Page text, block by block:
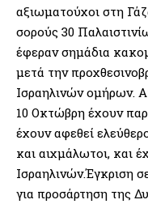
αξιωματούχοι στη
σορούς 30
έφεραν σημάδια
μετά την
Ισραηλινών ομήρων.
10 Οκτώβρη έχουν
έχουν αφεθεί
και αιχμάλωτοι, και
Ισραηλινών.Έγκριση
για προσάρτηση της